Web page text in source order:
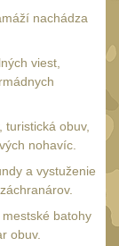
nachádza
viest,
obuv,
nohavíc.
a vystuženie
batohy
obuv.